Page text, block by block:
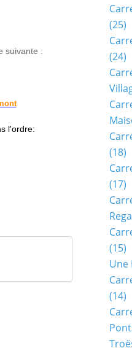
suivante :
l'ordre:
(25)
(24)
(18)
(17)
(15)
Une
(14)